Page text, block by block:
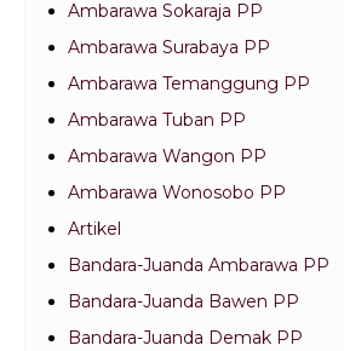
Ambarawa Sokaraja PP
Ambarawa Surabaya PP
Ambarawa Temanggung PP
Ambarawa Tuban PP
Ambarawa Wangon PP
Ambarawa Wonosobo PP
Artikel
Bandara-Juanda Ambarawa PP
Bandara-Juanda Bawen PP
Bandara-Juanda Demak PP